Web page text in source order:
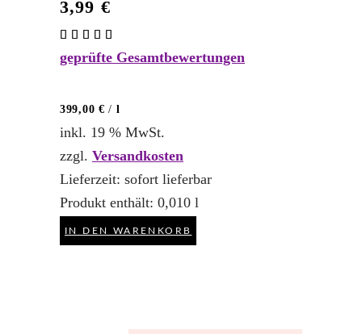
3,99 €
5.00
geprüfte Gesamtbewertungen
399,00 € / l
inkl. 19 % MwSt.
zzgl. Versandkosten
Lieferzeit: sofort lieferbar
Produkt enthält: 0,010 l
IN DEN WARENKORB